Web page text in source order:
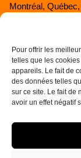
Pour offrir les
telles que les
appareils. Le fait de
des données telles
sur ce site. Le fait de
avoir un effet négatif
Montréal,
Politique de
Politique de